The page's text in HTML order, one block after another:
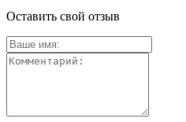
Оставить свой отзыв